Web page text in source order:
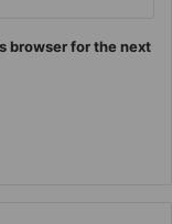
browser for the next